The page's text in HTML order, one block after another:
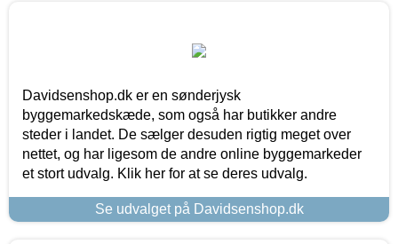
Davidsenshop.dk er en sønderjysk
byggemarkedskæde, som også har butikker andre
steder i landet. De sælger desuden rigtig meget over
nettet, og har ligesom de andre online byggemarkeder
et stort udvalg. Klik her for at se deres udvalg.
Se udvalget på Davidsenshop.dk